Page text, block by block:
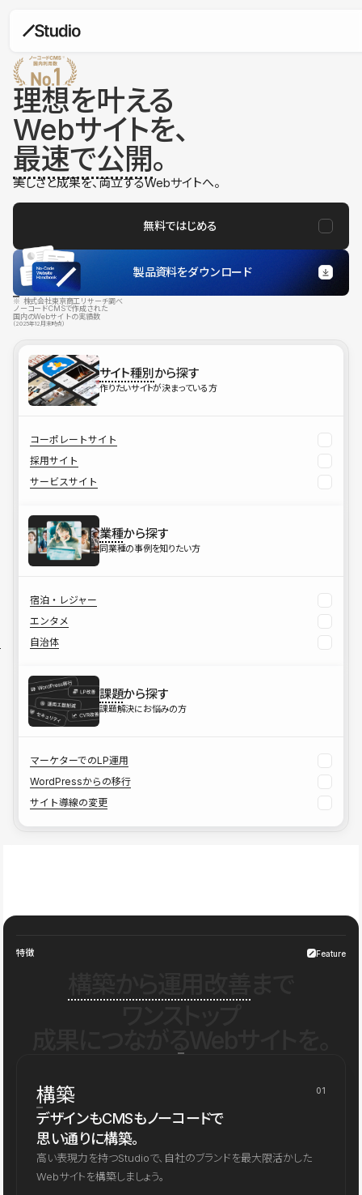
理想を叶える
Webサイトを、
最速で公開。
美しさと成果を、両立するWebサイトへ。
無料ではじめる
製品資料をダウンロード
※ 株式会社東京商工リサーチ調べ
ノーコードCMSで作成された
国内のWebサイトの実績数
（2025年12月末時点）
サイト種別から探す
作りたいサイトが決まっている方
コーポレートサイト
採用サイト
サービスサイト
業種から探す
同業種の事例を知りたい方
宿泊・レジャー
エンタメ
自治体
課題から探す
課題解決にお悩みの方
マーケターでのLP運用
WordPressからの移行
サイト導線の変更
特徴 Feature
構築 01
デザインもCMSもノーコードで
思い通りに構築。
高い表現力を持つStudioで、自社のブランドを最大限活かした
Webサイトを構築しましょう。